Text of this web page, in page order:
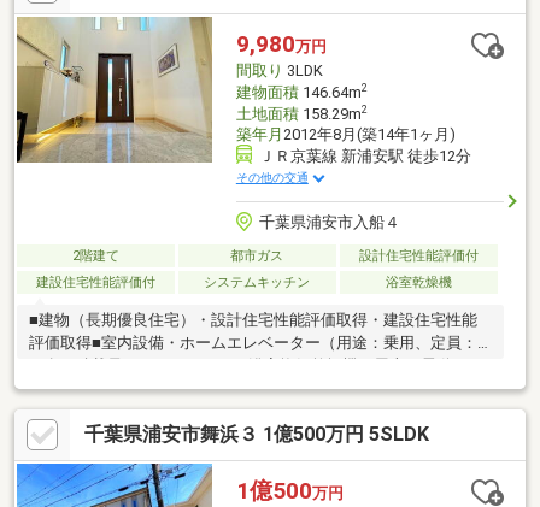
9,980万円
間取り 3LDK
建物面積146.64m2
土地面積158.29m2
築年月 2012年8月(築14年1ヶ月)
ＪＲ京葉線 新浦安駅 徒歩12分
その他の交通
千葉県浦安市入船４
2階建て 都市ガス
設計住宅性能評価付
建設住宅性能評価付
システムキッチン 浴室乾燥機
■建物（長期優良住宅）・設計住宅性能評価取得・建設住宅性能
評価取得■室内設備・ホームエレベーター（用途：乗用、定員：
ッター・全館空調システム（快適エアリー）・各居室に収納スペ
ース・階段下収納・トイレ ２箇所■立地・南東向き、日当たり
がよい区画・京葉線「新浦安」駅徒歩１２分、駅まで平坦な道の
りで行き来が出来ます■周辺環境京葉線「舞浜」駅まで徒歩距離
４，７００ｍ
千葉県浦安市舞浜３ 1億500万円 5SLDK
1億500万円